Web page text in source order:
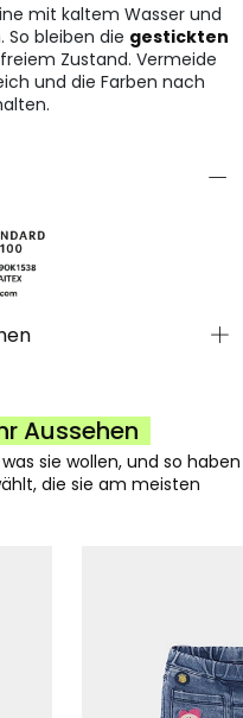
mit kaltem Wasser und
bleiben die gestickten
Zustand. Vermeide
und die Farben nach
Aussehen
sie wollen, und so haben
die sie am meisten